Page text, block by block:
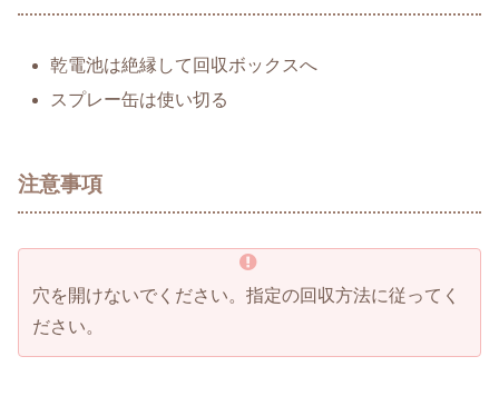
乾電池は絶縁して回収ボックスへ
スプレー缶は使い切る
注意事項
穴を開けないでください。指定の回収方法に従ってく
ださい。